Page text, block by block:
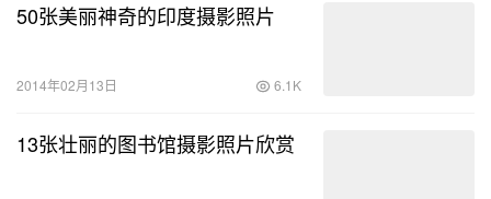
50张美丽神奇的印度摄影照片
2014年02月13日 6.1K
13张壮丽的图书馆摄影照片欣赏